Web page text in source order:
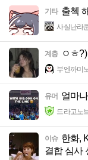
기타 출첵
사실난라
계층 ㅇㅎ
부엔까미
유머 얼마
드라고노
이슈 한화,
결합 심사